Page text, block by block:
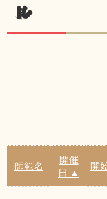
ル
師範名
開催
日 ▲
開